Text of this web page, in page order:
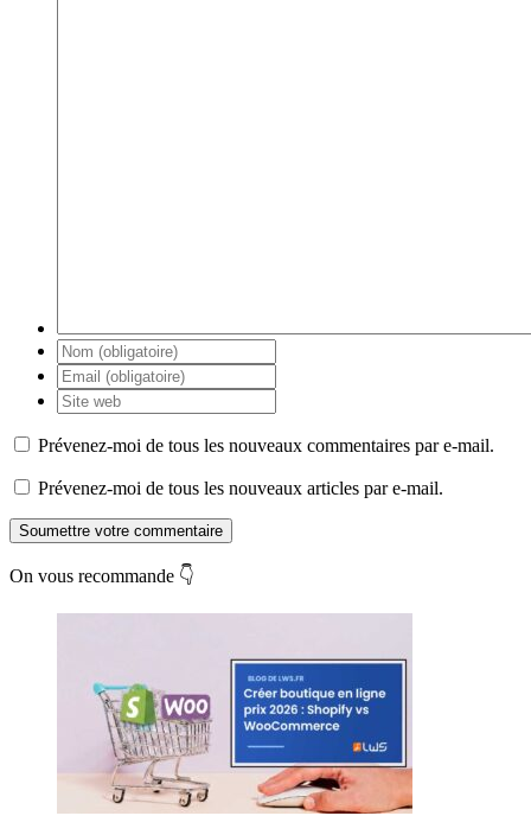
Prévenez-moi de tous les nouveaux commentaires par e-mail.
Prévenez-moi de tous les nouveaux articles par e-mail.
Soumettre votre commentaire
On vous recommande 👇